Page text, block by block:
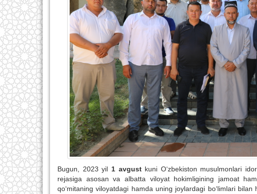
Bugun, 2023 yil 1 avgustkuni O‘zbekiston musulmonlari
rejasiga asosan va albatta viloyat hokimligining jamoat
qo‘mitaning viloyatdagi hamda uning joylardagi bo‘limlari